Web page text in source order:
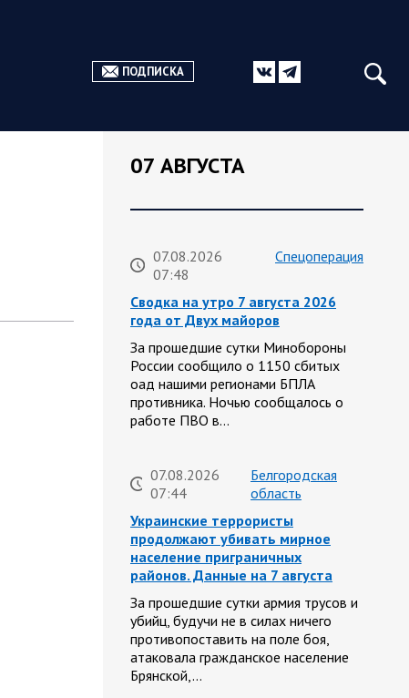
ПОДПИСКА
07 АВГУСТА
07.08.2026
07:48
Спецоперация
Сводка на утро 7 августа 2026
года от Двух майоров
За прошедшие сутки Минобороны
России сообщило о 1150 сбитых
оад нашими регионами БПЛА
противника. Ночью сообщалось о
работе ПВО в…
07.08.2026
07:44
Белгородская
область
Украинские террористы
продолжают убивать мирное
население приграничных
районов. Данные на 7 августа
За прошедшие сутки армия трусов и
убийц, будучи не в силах ничего
противопоставить на поле боя,
атаковала гражданское население
Брянской,…